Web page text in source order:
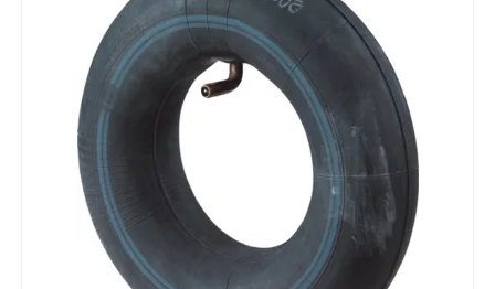
beduidend langer vast dan andere
binnenbanden. Het is een groepen-
binnenbandsysteem: Een Schwalbe
binnenband is extreem elastisch en past op
meerdere bandafmetingen. Hierdoor worden
ze groepen binnenbanden genoemd. Zo past
bijvoorbeeld de binnenband met nummer 19A
voor bandafmeting van 27.5 inch tot 29 Inch
en voor de breedte van 40 tot 62mm. Als
laatste is de band 100% volledig recyclebaar.